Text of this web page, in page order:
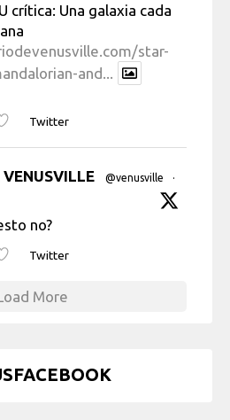
crítica: Una galaxia cada
star-
and...
Twitter
VENUSVILLE @venusville
·
no?
Twitter
More